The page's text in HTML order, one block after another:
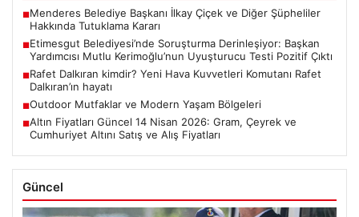
■Menderes Belediye Başkanı İlkay Çiçek ve Diğer Şüpheliler
Hakkında Tutuklama Kararı
■Etimesgut Belediyesi’nde Soruşturma Derinleşiyor: Başkan
Yardımcısı Mutlu Kerimoğlu’nun Uyuşturucu Testi Pozitif Çıktı
■Rafet Dalkıran kimdir? Yeni Hava Kuvvetleri Komutanı Rafet
Dalkıran’ın hayatı
■Outdoor Mutfaklar ve Modern Yaşam Bölgeleri
■Altın Fiyatları Güncel 14 Nisan 2026: Gram, Çeyrek ve
Cumhuriyet Altını Satış ve Alış Fiyatları
Güncel